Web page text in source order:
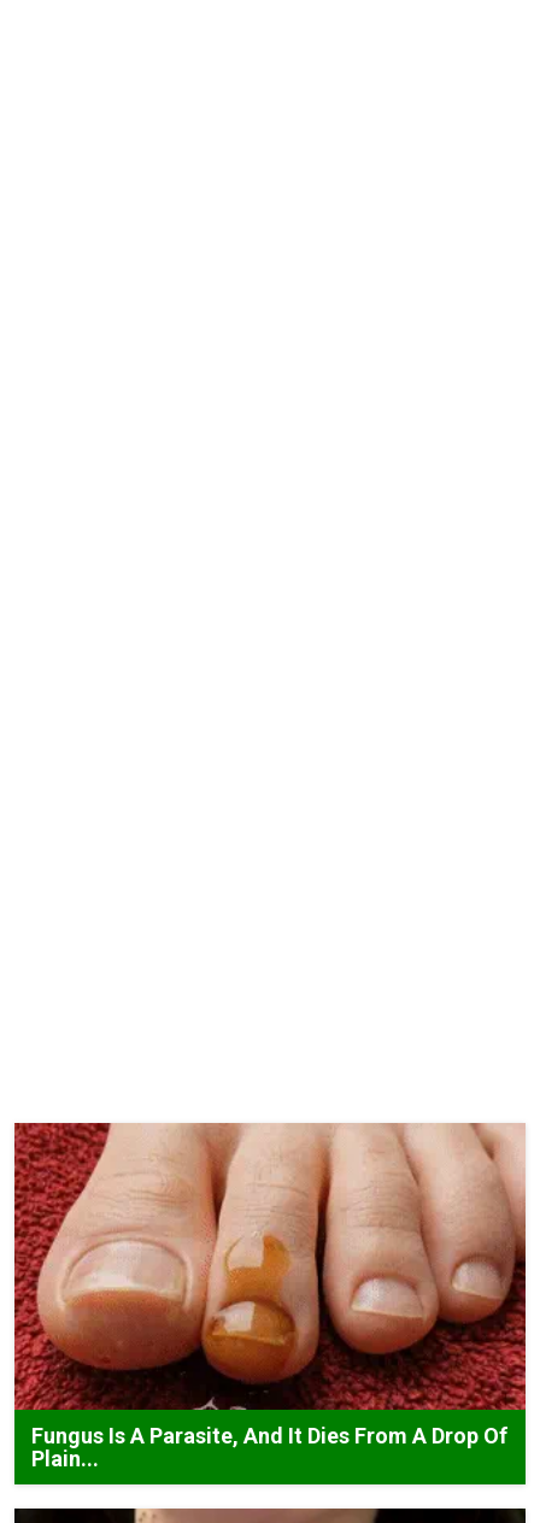
Fungus Is A Parasite, And It Dies From A Drop Of
Plain...